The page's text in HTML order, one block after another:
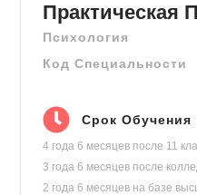
Практическая
Психология
Код Специальности
Срок Обучения
4 года 6 месяцев после 11
3 года 6 месяцев после
2 года 6 месяцев на базе